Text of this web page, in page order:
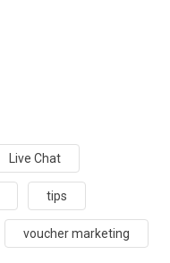
Live Chat
tips
voucher marketing